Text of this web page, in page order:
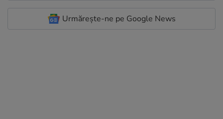
Urmărește-ne pe Google News